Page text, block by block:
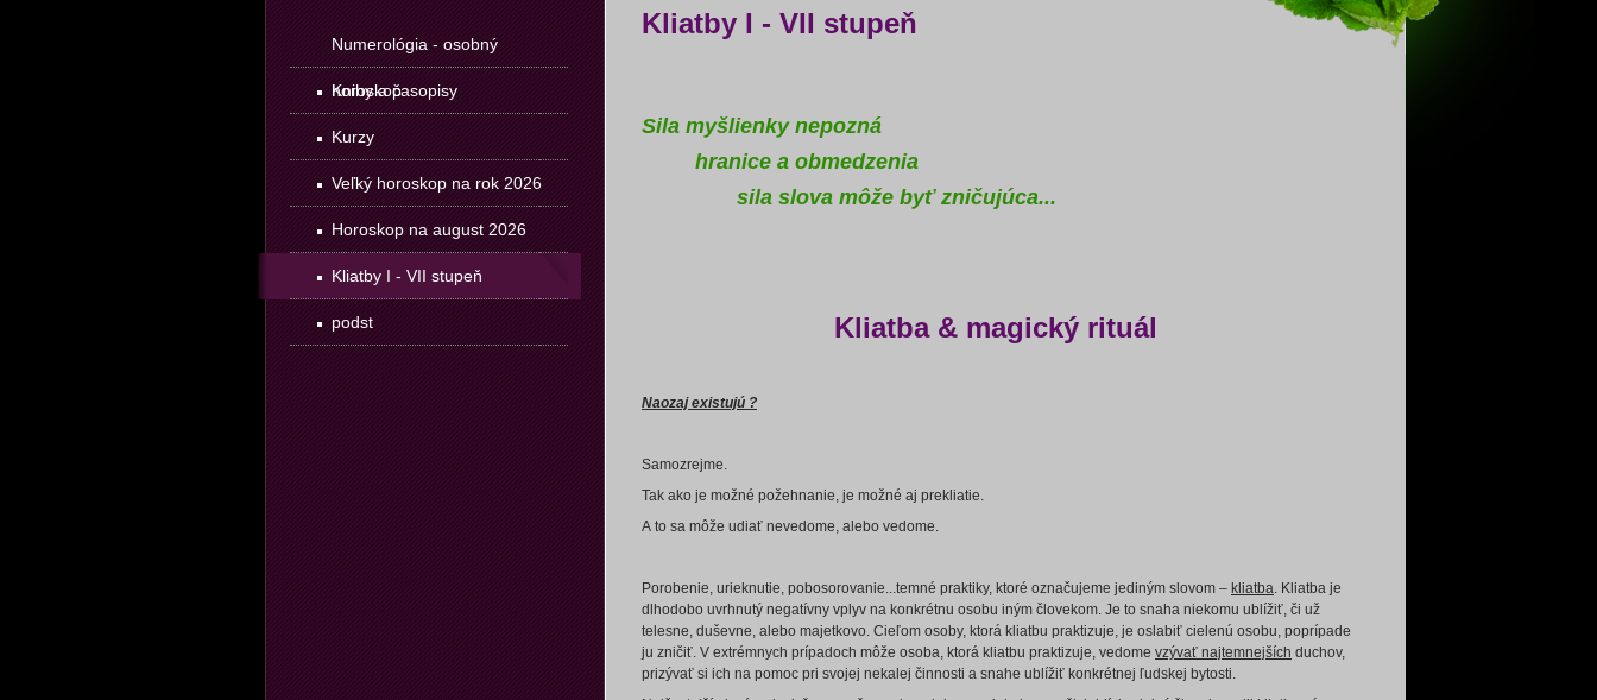
Kliatby I - VII stupeň
Sila myšlienky nepozná
hranice a obmedzenia
sila slova môže byť zničujúca...
Kliatba & magický rituál
Naozaj existujú ?
Samozrejme.
Tak ako je možné požehnanie, je možné aj prekliatie.
A to sa môže udiať nevedome, alebo vedome.
Porobenie, urieknutie, pobosorovanie...temné praktiky, ktoré označujeme jediným slovom – kliatba. Kliatba je
dlhodobo uvrhnutý negatívny vplyv na konkrétnu osobu iným človekom. Je to snaha niekomu ublížiť, či už
telesne, duševne, alebo majetkovo. Cieľom osoby, ktorá kliatbu praktizuje, je oslabiť cielenú osobu, poprípade
ju zničiť. V extrémnych prípadoch môže osoba, ktorá kliatbu praktizuje, vedome vzývať najtemnejších duchov,
prizývať si ich na pomoc pri svojej nekalej činnosti a snahe ublížiť konkrétnej ľudskej bytosti.
Numerológia - osobný
horoskop
Knihy a časopisy
Kurzy
Veľký horoskop na rok 2026
Horoskop na august 2026
Kliatby I - VII stupeň
podst